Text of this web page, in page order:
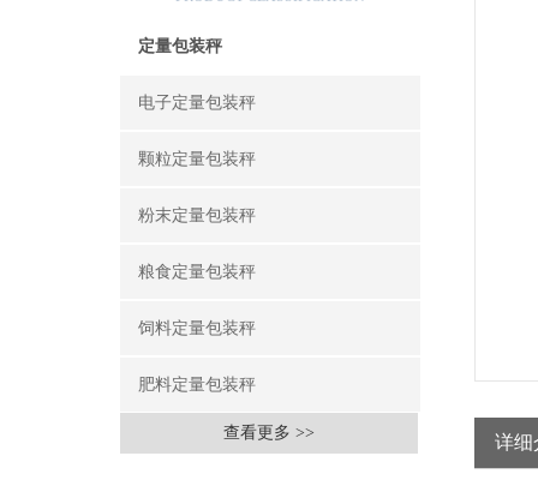
定量包装秤
电子定量包装秤
颗粒定量包装秤
粉末定量包装秤
粮食定量包装秤
饲料定量包装秤
肥料定量包装秤
查看更多 >> 详细